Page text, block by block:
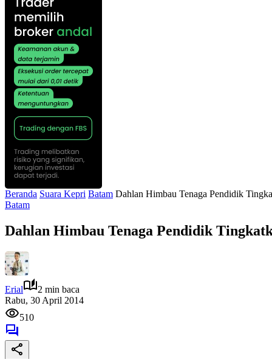
Beranda Suara Kepri Batam Dahlan Himbau Tenaga Pendidik
Batam
Dahlan Himbau Tenaga Pendidik
Erial
2 min baca
Rabu, 30 April 2014
510